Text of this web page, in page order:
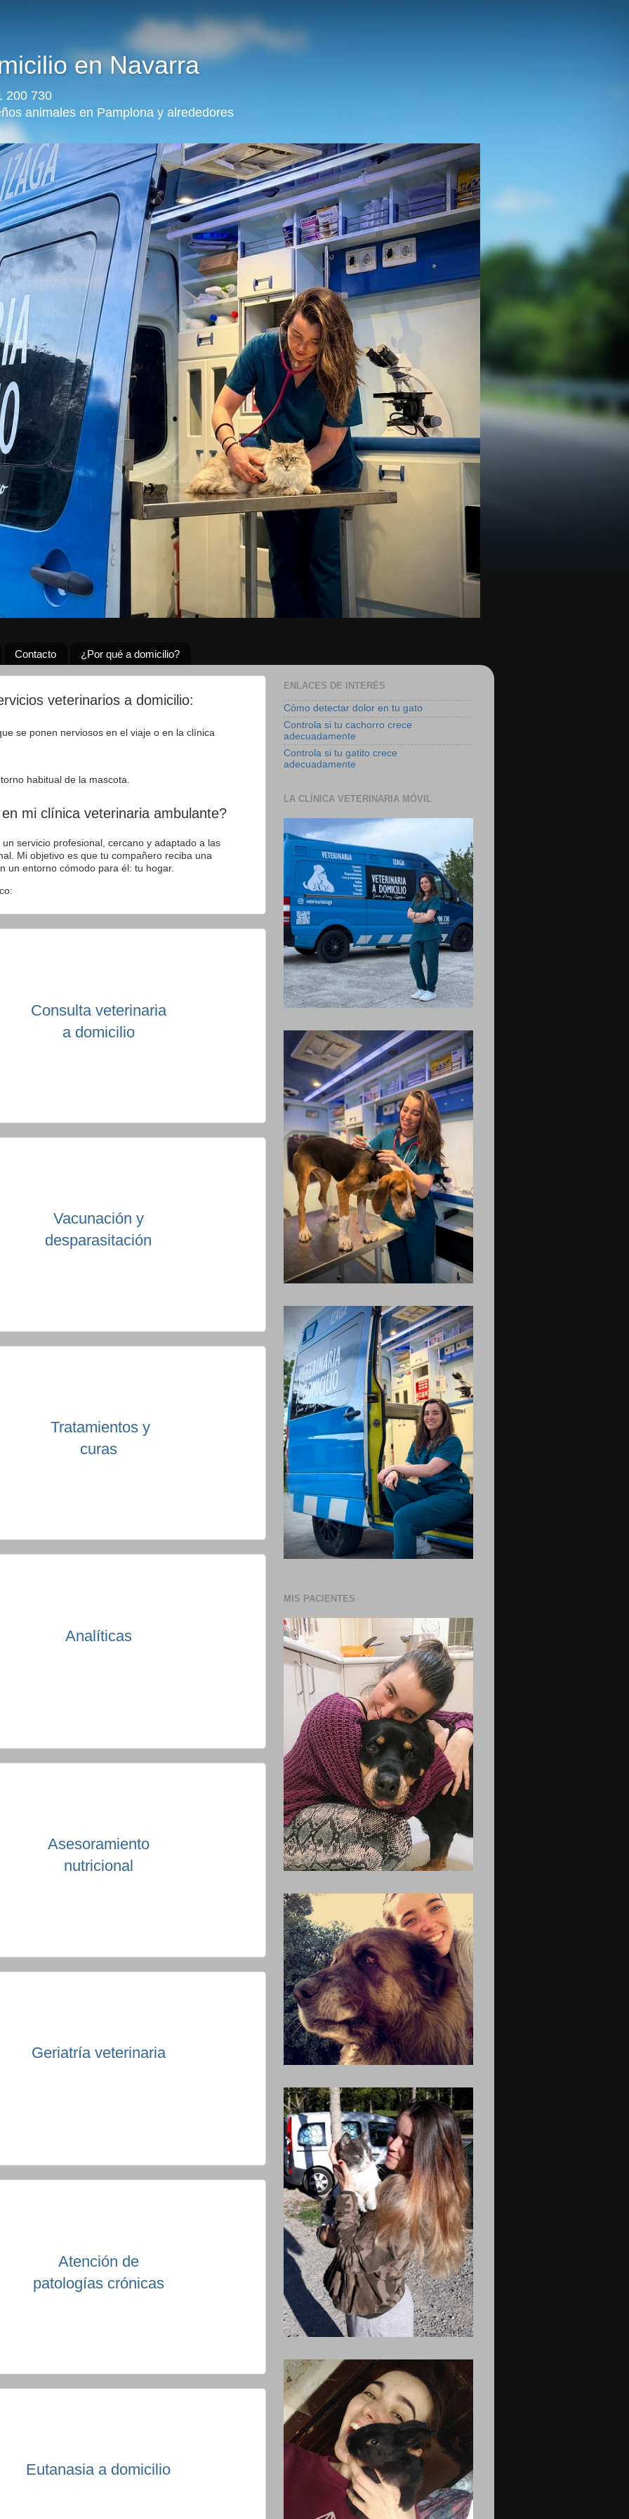
en Navarra
200 730
animales en Pamplona y alrededores
Contacto ¿Por qué a domicilio?
veterinarios a domicilio:
se ponen nerviosos en el viaje o en la clínica
habitual de la mascota.
mi clínica veterinaria ambulante?
servicio profesional, cercano y adaptado a las
Mi objetivo es que tu compañero reciba una
un entorno cómodo para él: tu hogar.
Consulta veterinaria
a domicilio
Vacunación y
desparasitación
Tratamientos y
curas
Analíticas
Asesoramiento
nutricional
Geriatría veterinaria
Atención de
patologías crónicas
Eutanasia a domicilio
ENLACES DE INTERÉS
Cómo detectar dolor en tu gato
Controla si tu cachorro crece
adecuadamente
Controla si tu gatito crece
adecuadamente
LA CLÍNICA VETERINARIA MÓVIL
MIS PACIENTES